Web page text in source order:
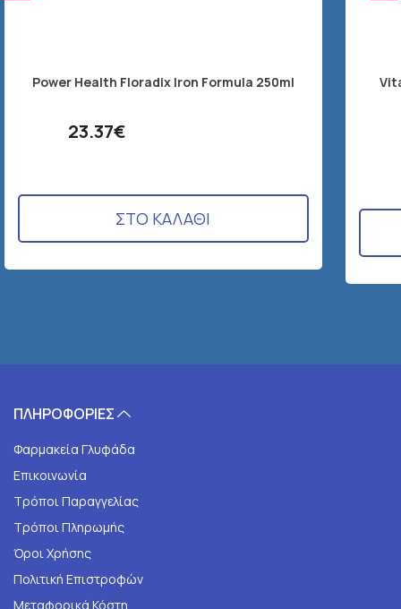
Power Health Floradix Iron Formula 250ml
23.37€
ΣΤΟ ΚΑΛΑΘΙ
ΠΛΗΡΟΦΟΡΙΕΣ
Φαρμακεία Γλυφάδα
Επικοινωνία
Τρόποι Παραγγελίας
Τρόποι Πληρωμής
Όροι Χρήσης
Πολιτική Επιστροφών
Μεταφορικά Κόστη